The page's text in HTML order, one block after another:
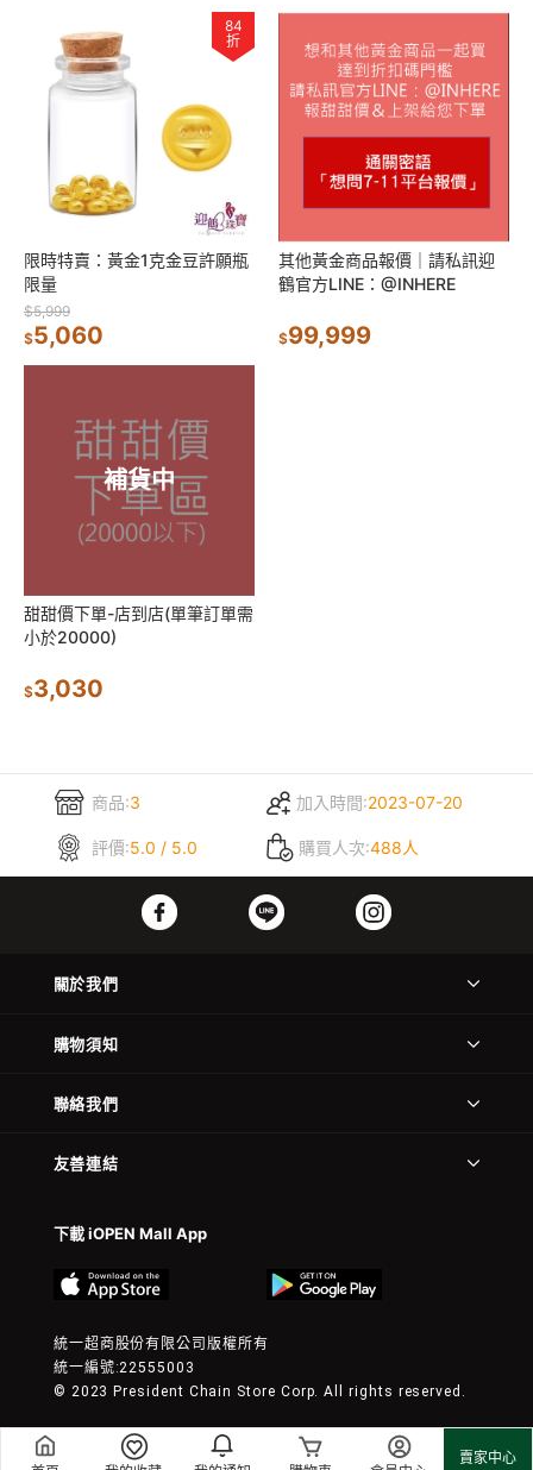
賣家中心
84
折
限時特賣：黃金1克金豆許願瓶
限量
$5,999
$5,060
其他黃金商品報價｜請私訊迎
鶴官方LINE：@INHERE
$99,999
補貨中
甜甜價下單-店到店(單筆訂單需
小於20000)
$3,030
商品:3 加入時間:2023-07-20
評價:5.0 / 5.0 購買人次:488人
關於我們
購物須知
聯絡我們
友善連結
下載 iOPEN Mall App
統一超商股份有限公司版權所有
統一編號:22555003
© 2023 President Chain Store Corp. All rights reserved.